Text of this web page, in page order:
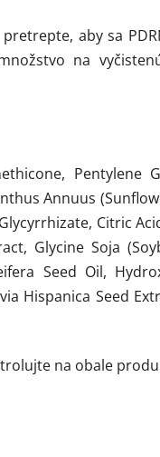
aby sa
na
Pentylene
Annuus
Citric
Glycine Soja
Seed Oil,
Hispanica Seed
na obale